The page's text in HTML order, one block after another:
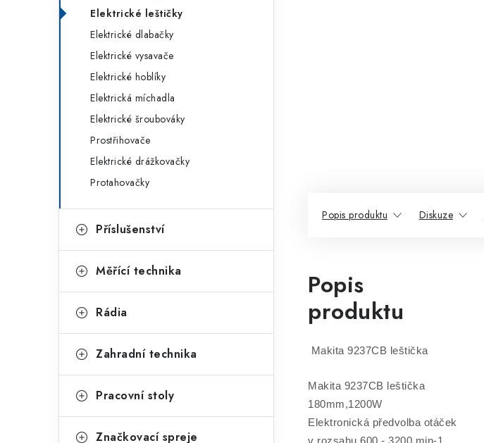
n
Elektrické leštičky
Elektrické dlabačky
Elektrické vysavače
Elektrické hoblíky
Elektrická míchadla
Elektrické šroubováky
Prostřihovače
Elektrické drážkovačky
Protahovačky
Příslušenství
Měřící technika
Rádia
Zahradní technika
Pracovní stoly
Značkovací spreje
Popis produktu Diskuze
Popis
produktu
Makita 9237CB leštička
Makita 9237CB leštička
180mm,1200W
Elektronická předvolba otáček